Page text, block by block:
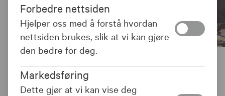
Fondspakker
Forbedre nettsiden
Hjelper oss med å forstå hvordan
nettsiden brukes, slik at vi kan gjøre
den bedre for deg.
Markedsføring
Dette gjør at vi kan vise deg